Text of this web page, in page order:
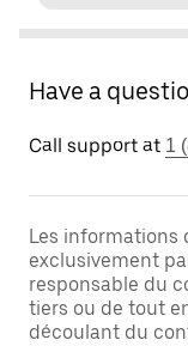
Have a
Call support at 1
Les informations
exclusivement
responsable du
tiers ou de tout
découlant du